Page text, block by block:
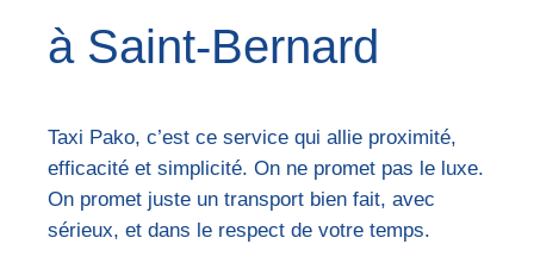
à Saint-Bernard
Taxi Pako, c’est ce service qui allie proximité,
efficacité et simplicité. On ne promet pas le luxe.
On promet juste un transport bien fait, avec
sérieux, et dans le respect de votre temps.